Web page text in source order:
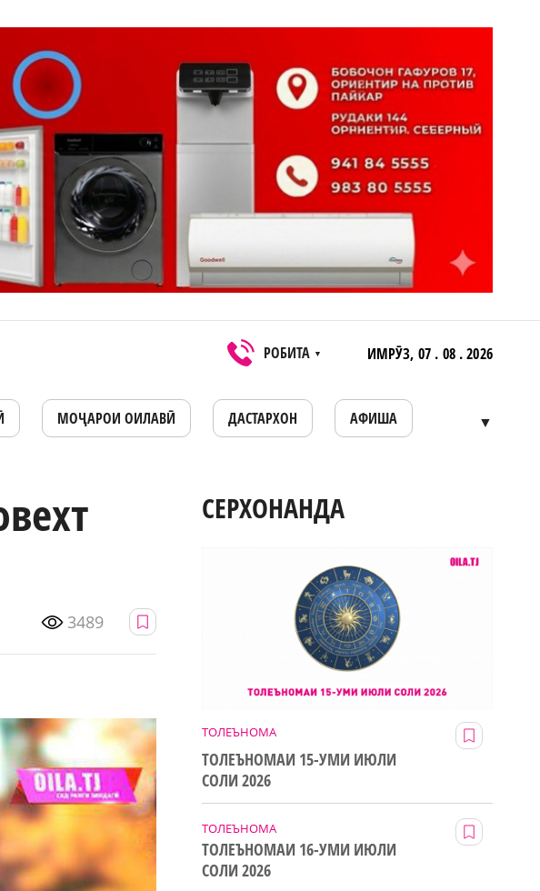
РОБИТА ▼ ИМРӮЗ, 07 . 08 . 2026
МОҶАРОИ ОИЛАВӢ ДАСТАРХОН АФИША ▼
3489
СЕРХОНАНДА
ТОЛЕЪНОМА
ТОЛЕЪНОМАИ 15-УМИ ИЮЛИ
СОЛИ 2026
ТОЛЕЪНОМА
ТОЛЕЪНОМАИ 16-УМИ ИЮЛИ
СОЛИ 2026